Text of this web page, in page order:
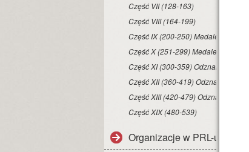
Część VII (128-163)
Część VIII (164-199)
Część IX (200-250) Medale
Część X (251-299) Medale
Część XI (300-359) Odznaki
Część XII (360-419) Odznaki
Część XIII (420-479) Odznaki
Część XIX (480-539)
Organizacje w PRL-u